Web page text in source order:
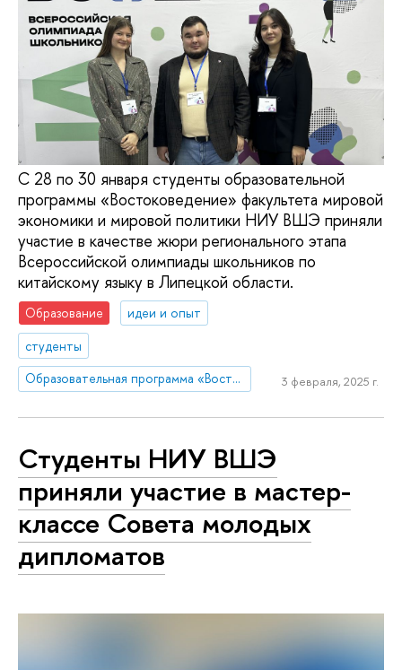
С 28 по 30 января студенты образовательной
программы «Востоковедение» факультета мировой
экономики и мировой политики НИУ ВШЭ приняли
участие в качестве жюри регионального этапа
Всероссийской олимпиады школьников по
китайскому языку в Липецкой области.
Образование
идеи и опыт
студенты
Образовательная программа «Востоковедение»
3 февраля, 2025 г.
Студенты НИУ ВШЭ
приняли участие в мастер-
классе Совета молодых
дипломатов